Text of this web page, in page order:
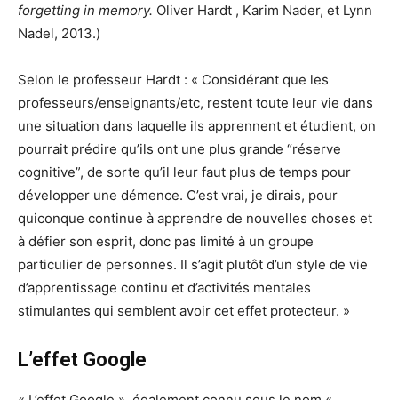
forgetting in memory. Oliver Hardt , Karim Nader, et Lynn
Nadel, 2013.)
Selon le professeur Hardt : « Considérant que les
professeurs/enseignants/etc, restent toute leur vie dans
une situation dans laquelle ils apprennent et étudient, on
pourrait prédire qu’ils ont une plus grande “réserve
cognitive”, de sorte qu’il leur faut plus de temps pour
développer une démence. C’est vrai, je dirais, pour
quiconque continue à apprendre de nouvelles choses et
à défier son esprit, donc pas limité à un groupe
particulier de personnes. Il s’agit plutôt d’un style de vie
d’apprentissage continu et d’activités mentales
stimulantes qui semblent avoir cet effet protecteur. »
L’effet Google